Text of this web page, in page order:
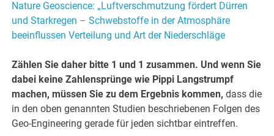
Nature Geoscience: „Luftverschmutzung fördert Dürren
und Starkregen – Schwebstoffe in der Atmosphäre
beeinflussen Verteilung und Art der Niederschläge
Zählen Sie daher bitte 1 und 1 zusammen. Und wenn Sie
dabei keine Zahlensprünge wie Pippi Langstrumpf
machen, müssen Sie zu dem Ergebnis kommen, dass die
in den oben genannten Studien beschriebenen Folgen des
Geo-Engineering gerade für jeden sichtbar eintreffen.